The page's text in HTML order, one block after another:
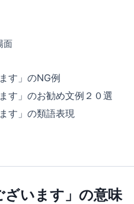
面
す」のNG例
す」のお勧め文例２０選
す」の類語表現
ざいます」の意味